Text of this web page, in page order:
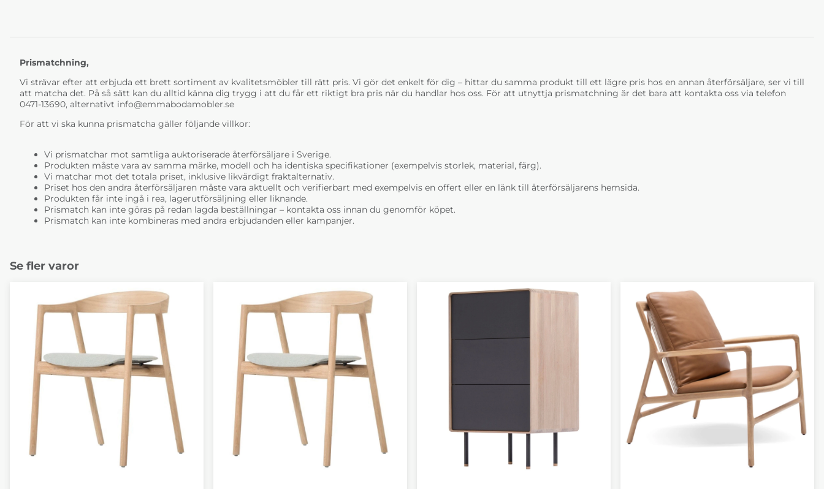
Prismatchning,
Vi strävar efter att erbjuda ett brett sortiment av kvalitetsmöbler till rätt pris. Vi gör det enkelt för dig – hittar du samma produkt till ett lägre pris hos en annan återförsäljare, ser vi till
att matcha det. På så sätt kan du alltid känna dig trygg i att du får ett riktigt bra pris när du handlar hos oss. För att utnyttja prismatchning är det bara att kontakta oss via telefon
0471-13690, alternativt info@emmabodamobler.se
För att vi ska kunna prismatcha gäller följande villkor:
Vi prismatchar mot samtliga auktoriserade återförsäljare i Sverige.
Produkten måste vara av samma märke, modell och ha identiska specifikationer (exempelvis storlek, material, färg).
Vi matchar mot det totala priset, inklusive likvärdigt fraktalternativ.
Priset hos den andra återförsäljaren måste vara aktuellt och verifierbart med exempelvis en offert eller en länk till återförsäljarens hemsida.
Produkten får inte ingå i rea, lagerutförsäljning eller liknande.
Prismatch kan inte göras på redan lagda beställningar – kontakta oss innan du genomför köpet.
Prismatch kan inte kombineras med andra erbjudanden eller kampanjer.
Se fler varor